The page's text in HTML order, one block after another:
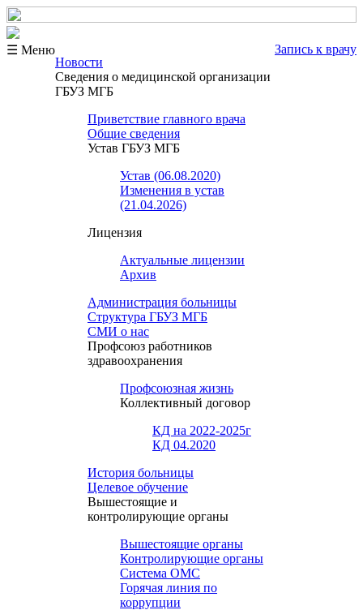
☰ Меню
Запись к врачу
Новости
Сведения о медицинской организации
ГБУЗ МГБ
Приветствие главного врача
Общие сведения
Устав ГБУЗ МГБ
Устав (06.08.2020)
Изменения в устав
(21.04.2026)
Лицензия
Актуальные лицензии
Архив
Администрация больницы
Структура ГБУЗ МГБ
СМИ о нас
Профсоюз работников
здравоохранения
Профсоюзная жизнь
Коллективный договор
КД на 2022-2025г
КД 04.2020
История больницы
Целевое обучение
Вышестоящие и
контролирующие органы
Вышестоящие органы
Контролирующие органы
Система ОМС
Горячая линия по
коррупции